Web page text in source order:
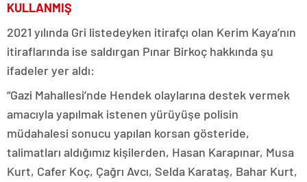
KULLANMIŞ
2021 yılında Gri listedeyken itirafçı olan Kerim Kaya’nın
itiraflarında ise saldırgan Pınar Birkoç hakkında şu
ifadeler yer aldı:
“Gazi Mahallesi’nde Hendek olaylarına destek vermek
amacıyla yapılmak istenen yürüyüşe polisin
müdahalesi sonucu yapılan korsan gösteride,
talimatları aldığımız kişilerden, Hasan Karapınar, Musa
Kurt, Cafer Koç, Çağrı Avcı, Selda Karataş, Bahar Kurt,